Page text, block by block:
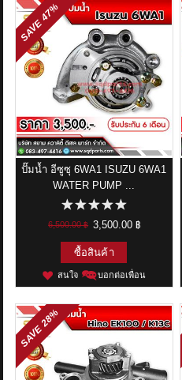
ปั๊มน้ำ อีซูซุ 6WA1 ISUZU 6WA1
WATER PUMP ...
6,500.00 ฿ 3,500.00 ฿
SAVE
47%
ซื้อสินค้า
สนใจ บอกต่อเพื่อน
SAVE
28%